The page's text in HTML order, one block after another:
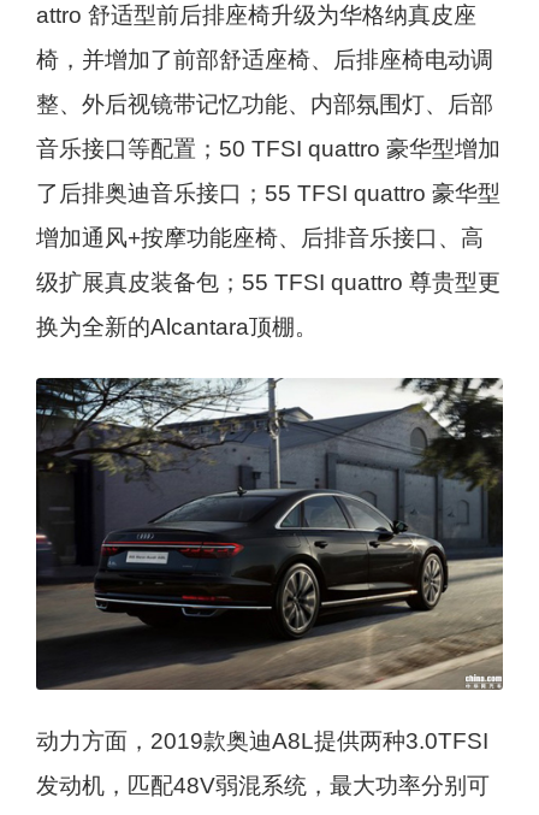
attro 舒适型前后排座椅升级为华格纳真皮座
椅，并增加了前部舒适座椅、后排座椅电动调
整、外后视镜带记忆功能、内部氛围灯、后部
音乐接口等配置；50 TFSI quattro 豪华型增加
了后排奥迪音乐接口；55 TFSI quattro 豪华型
增加通风+按摩功能座椅、后排音乐接口、高
级扩展真皮装备包；55 TFSI quattro 尊贵型更
换为全新的Alcantara顶棚。
动力方面，2019款奥迪A8L提供两种3.0TFSI
发动机，匹配48V弱混系统，最大功率分别可